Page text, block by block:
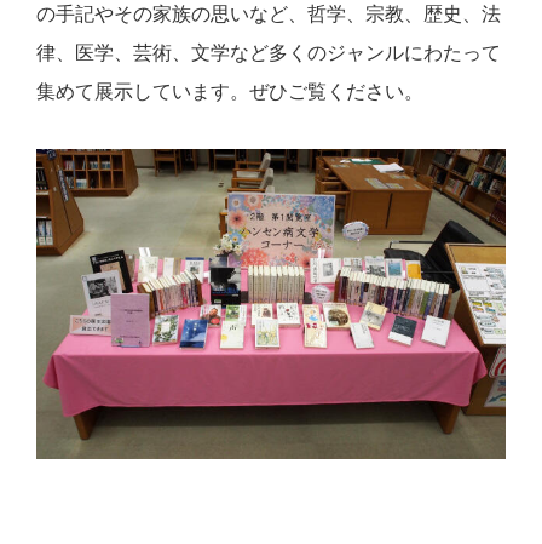
の手記やその家族の思いなど、哲学、宗教、歴史、法
律、医学、芸術、文学など多くのジャンルにわたって
集めて展示しています。ぜひご覧ください。